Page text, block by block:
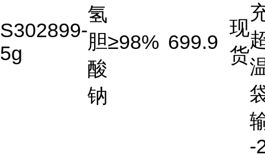
S302899-
5g
氢
胆
酸
钠
≥98% 699.9
现
货
-